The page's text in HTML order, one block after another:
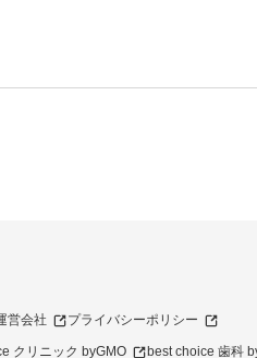
営会社 プライバシーポリシー
クリニック byGMO best choice 歯科